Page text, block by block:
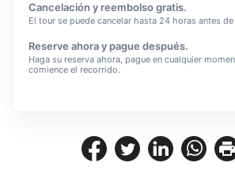
Cancelación y reembolso gratis.
El tour se puede cancelar hasta 24 horas antes
Reserve ahora y pague después.
Haga su reserva ahora, pague en cualquier
comience el recorrido.